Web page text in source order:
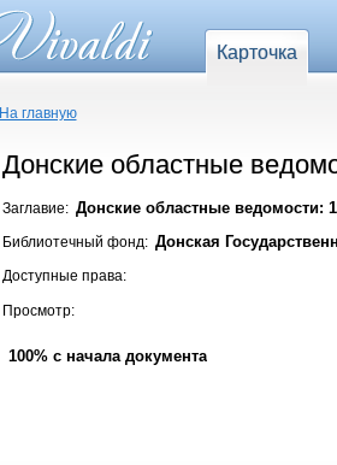
Карточка
На главную
Донские областные
Заглавие: Донские областные ведомости:
Библиотечный фонд: Донская
Доступные права:
Просмотр:
100% с начала документа